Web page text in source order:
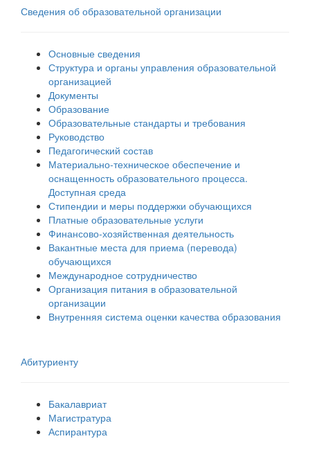
Сведения об образовательной организации
Основные сведения
Структура и органы управления образовательной
организацией
Документы
Образование
Образовательные стандарты и требования
Руководство
Педагогический состав
Материально-техническое обеспечение и
оснащенность образовательного процесса.
Доступная среда
Стипендии и меры поддержки обучающихся
Платные образовательные услуги
Финансово-хозяйственная деятельность
Вакантные места для приема (перевода)
обучающихся
Международное сотрудничество
Организация питания в образовательной
организации
Внутренняя система оценки качества образования
Абитуриенту
Бакалавриат
Магистратура
Аспирантура